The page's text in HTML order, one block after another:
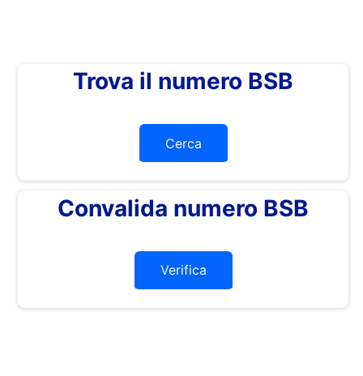
Trova il numero BSB
Cerca
Convalida numero BSB
Verifica